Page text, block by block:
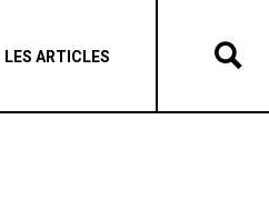
LES ARTICLES